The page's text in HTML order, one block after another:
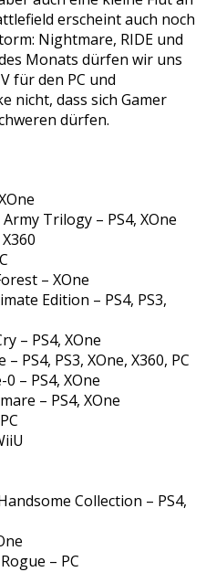
erscheint auch noch
Nightmare, RIDE und
Monats dürfen wir uns
für den PC und
nicht, dass sich Gamer
dürfen.
Trilogy – PS4, XOne
– XOne
Edition – PS4, PS3,
– PS4, XOne
PS4, PS3, XOne, X360, PC
– PS4, XOne
– PS4, XOne
Collection – PS4,
– PC